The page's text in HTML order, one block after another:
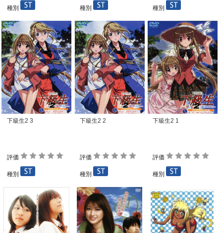
種別 種別 種別
下級生2 3
評価
種別
下級生2 2
評価
種別
下級生2 1
評価
種別